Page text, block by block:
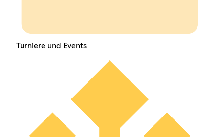
Turniere und Events